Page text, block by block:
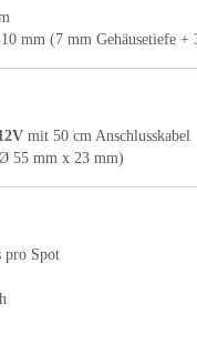
mm (7 mm Gehäusetiefe +
mit 50 cm Anschlusskabel
55 mm x 23 mm)
pro Spot